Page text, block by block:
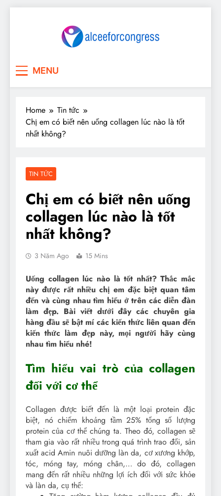
MENU
Home
Tin tức
Chị em có biết nên uống collagen lúc nào là tốt
nhất không?
TIN TỨC
Chị em có biết nên uống
collagen lúc nào là tốt
nhất không?
3 Năm Ago 15 Mins
Uống collagen lúc nào là tốt nhất? Thắc mắc
này được rất nhiều chị em đặc biệt quan tâm
đến và cùng nhau tìm hiểu ở trên các diễn đàn
làm đẹp. Bài viết dưới đây các chuyên gia
hàng đầu sẽ bật mí các kiến thức liên quan đến
kiến thức làm đẹp này, mọi người hãy cùng
nhau tìm hiểu nhé!
Tìm hiểu vai trò của collagen
đối với cơ thể
Collagen được biết đến là một loại protein đặc
biệt, nó chiếm khoảng tầm 25% tổng số lượng
protein của cơ thể chúng ta. Theo đó, collagen sẽ
tham gia vào rất nhiều trong quá trình trao đổi, sản
xuất acid Amin nuôi dưỡng làn da, cơ xương khớp,
tóc, móng tay, móng chân,… do đó, collagen
mang đến rất nhiều những lợi ích đối với sức khỏe
và làn da, cụ thể: